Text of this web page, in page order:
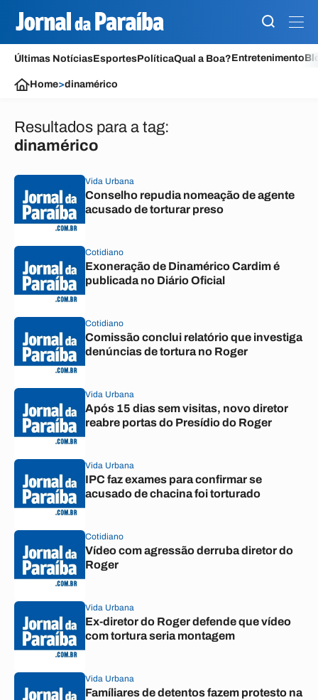
Últimas NotíciasEsportesPolíticaQual a Boa?Entretenimento
Home>dinamérico
Resultados para a tag:
dinamérico
Vida Urbana
Conselho repudia nomeação de agente
acusado de torturar preso
Cotidiano
Exoneração de Dinamérico Cardim é
publicada no Diário Oficial
Cotidiano
Comissão conclui relatório que investiga
denúncias de tortura no Roger
Vida Urbana
Após 15 dias sem visitas, novo diretor
reabre portas do Presídio do Roger
Vida Urbana
IPC faz exames para confirmar se
acusado de chacina foi torturado
Cotidiano
Vídeo com agressão derruba diretor do
Roger
Vida Urbana
Ex-diretor do Roger defende que vídeo
com tortura seria montagem
Vida Urbana
Famíliares de detentos fazem protesto na